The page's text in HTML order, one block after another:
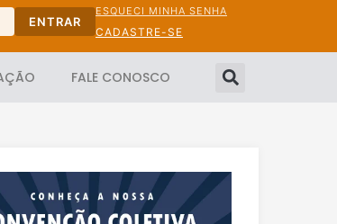
ENTRAR
ESQUECI MINHA SENHA
CADASTRE-SE
FALE CONOSCO